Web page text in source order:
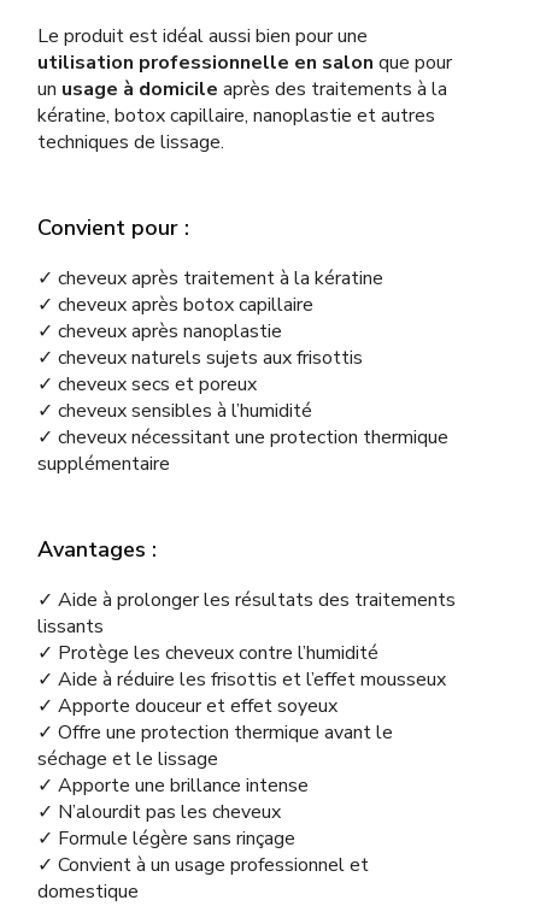
Le produit est idéal aussi bien pour une
utilisation professionnelle en salon que pour
un usage à domicile après des traitements à la
kératine, botox capillaire, nanoplastie et autres
techniques de lissage.
Convient pour :
✓ cheveux après traitement à la kératine
✓ cheveux après botox capillaire
✓ cheveux après nanoplastie
✓ cheveux naturels sujets aux frisottis
✓ cheveux secs et poreux
✓ cheveux sensibles à l’humidité
✓ cheveux nécessitant une protection thermique
supplémentaire
Avantages :
✓ Aide à prolonger les résultats des traitements
lissants
✓ Protège les cheveux contre l’humidité
✓ Aide à réduire les frisottis et l’effet mousseux
✓ Apporte douceur et effet soyeux
✓ Offre une protection thermique avant le
séchage et le lissage
✓ Apporte une brillance intense
✓ N’alourdit pas les cheveux
✓ Formule légère sans rinçage
✓ Convient à un usage professionnel et
domestique